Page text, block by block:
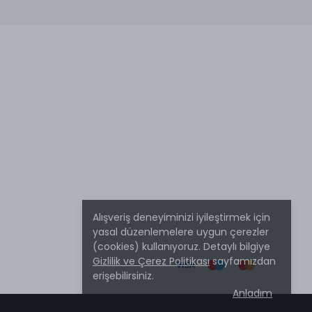
Alışveriş deneyiminizi iyileştirmek için
yasal düzenlemelere uygun çerezler
(cookies) kullanıyoruz. Detaylı bilgiye
Gizlilik ve Çerez Politikasısayfamızdan
erişebilirsiniz.
Anladım